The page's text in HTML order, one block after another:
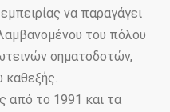
≥100um
να παραγάγει
του πόλου
σηματοδοτών,
από το 1991 και τα